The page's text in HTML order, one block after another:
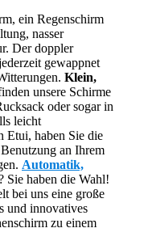
ein Regenschirm
nasser
Der doppler
gewappnet
Klein,
unsere Schirme
oder sogar in
leicht
Etui, haben Sie die
an Ihrem
Automatik,
Sie haben die Wahl!
bei uns eine große
und innovatives
zu einem